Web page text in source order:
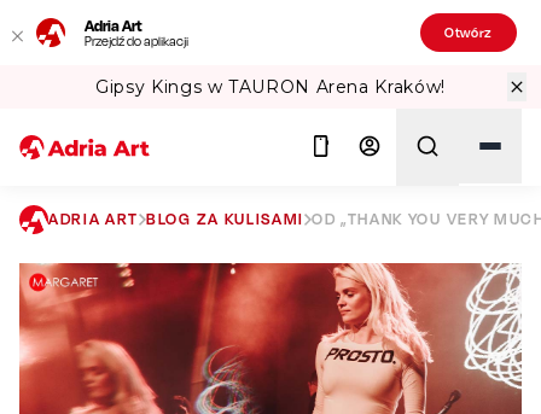
Adria Art
Przejdź do aplikacji Otwórz
Gipsy Kings w TAURON Arena Kraków!
Szukaj
ADRIA ART BLOG ZA KULISAMI OD „THANK YOU VERY